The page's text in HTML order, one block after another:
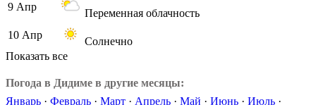
9 Апр
Переменная облачность
10 Апр
Солнечно
Показать все
Погода в Дидиме в другие месяцы:
Январь · Февраль · Март · Апрель · Май · Июнь · Июль ·